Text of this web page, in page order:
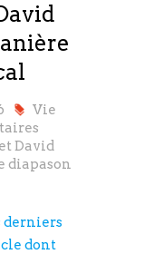
Vie
David
diapason
derniers
dont